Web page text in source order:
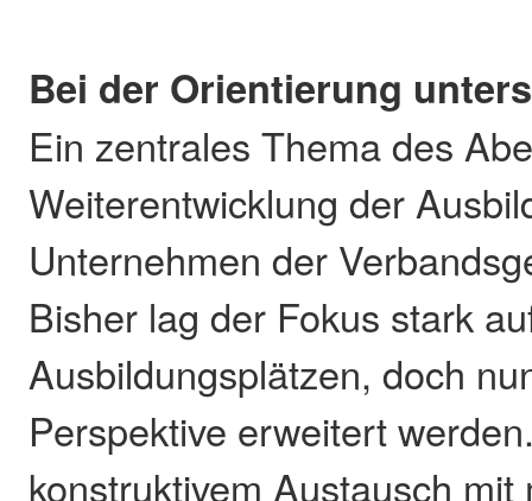
Bei der Orientierung
Ein zentrales Thema des
Weiterentwicklung der
Unternehmen der
Bisher lag der Fokus stark
Ausbildungsplätzen, doch
Perspektive erweitert
konstruktivem Austausch